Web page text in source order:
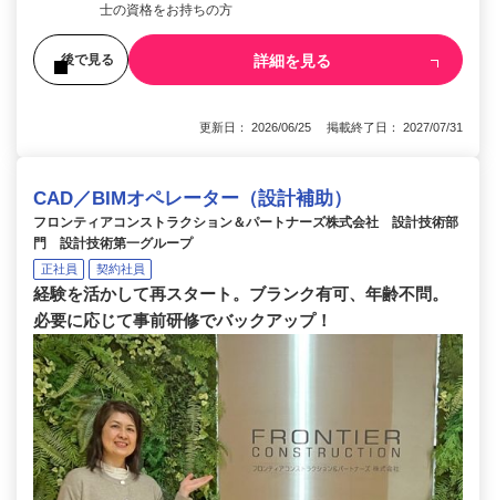
士の資格をお持ちの方
後で見る 詳細を見る
更新日： 2026/06/25 掲載終了日： 2027/07/31
CAD／BIMオペレーター（設計補助）
フロンティアコンストラクション＆パートナーズ株式会社 設計技術部
門 設計技術第一グループ
正社員 契約社員
経験を活かして再スタート。ブランク有可、年齢不問。
必要に応じて事前研修でバックアップ！